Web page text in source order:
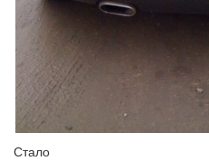
Стало